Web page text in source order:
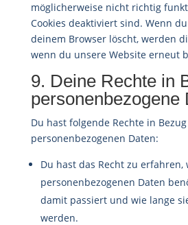
möglicherweise nicht richtig
Cookies deaktiviert sind. Wenn
deinem Browser löscht, werden
wenn du unsere Website erneut
9. Deine Rechte in
personenbezogene
Du hast folgende Rechte in
personenbezogenen Daten:
Du hast das Recht zu
personenbezogenen Daten
damit passiert und wie lange
werden.